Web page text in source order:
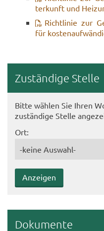
ter­kunft und
Richt­li­nie zur
für
Zu­stän­di­ge Stel­le
Bitte wäh­len Sie Ihren
zu­stän­di­ge Stel­le
Ort:
Do­ku­men­te